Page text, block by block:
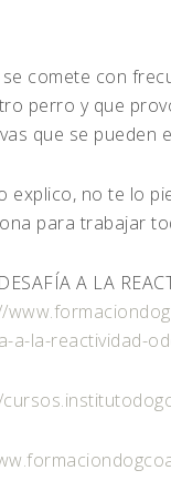
comete con
perro y que
que se pueden
explico, no te lo
para trabajar
A LA
a-la-reactividad-